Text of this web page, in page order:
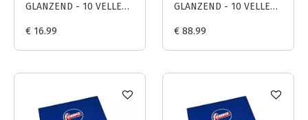
GLANZEND - 10 VELLEN
(MAGENTA)
€ 16.99
GLANZEND - 10 VELLEN
(CYAAN)
€ 88.99